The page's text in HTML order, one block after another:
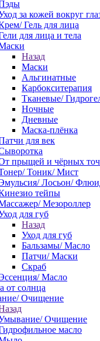
за кожей вокруг
Гель для лица
для лица и тела
Назад
Маски
Альгинатные
Карбокситерапия
Тканевые/
Ночные
Дневные
Маска-плёнка
для век
прыщей и чёрных
Тоник/ Мист
Лосьон/
тейпы
Мезороллер
для губ
Назад
Уход для губ
Бальзамы/ Масло
Патчи/ Маски
Скраб
Масло
от солнца
Очищение
Очищение
масло